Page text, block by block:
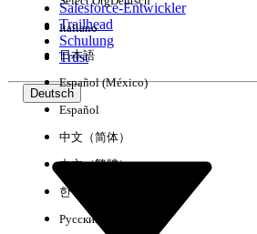
Erfahrung
Salesforce-Entwickler
Trailhead
Schulung
Trust
Deutsch
Italiano
日本語
Español (México)
Español
中文（简体）
中文（繁體）
한국어
Русский